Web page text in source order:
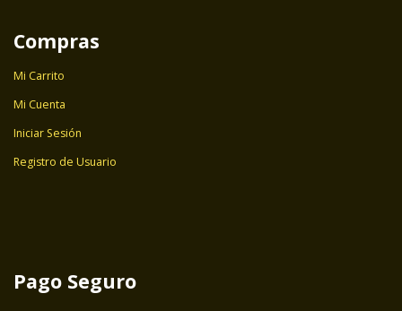
Compras
Mi Carrito
Mi Cuenta
Iniciar Sesión
Registro de Usuario
Pago Seguro